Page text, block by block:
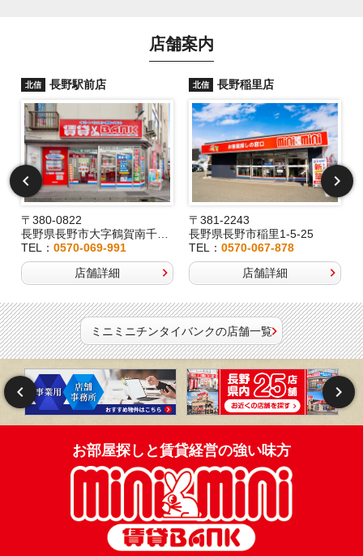
店舗案内
北信 長野駅前店
〒380-0822
長野県長野市大字鶴賀南千歳町826
TEL： 0570-069-991
店舗詳細
北信 長野稲里店
〒381-2243
長野県長野市稲里1-5-25
TEL：0570-067-878
店舗詳細
ミニミニチンタイバンクの店舗一覧
お部屋探しと賃貸経営の強い味方